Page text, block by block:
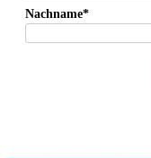
Nachname*